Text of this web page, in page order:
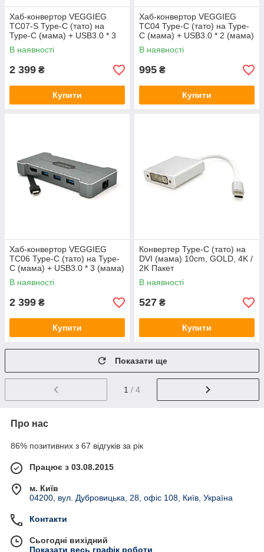
Хаб-конвертор VEGGIEG
TC07-S Type-C (тато) на
Type-C (мама) + USB3.0 * 3
(мама) + HDMI (мама) +
SD/TF, 10 см, Silver, Box
В наявності
2 399 ₴
Купити
Хаб-конвертор VEGGIEG
TC04 Type-C (тато) на Type-
C (мама) + USB3.0 * 2 (мама)
+ HDMI (мама), 10 см, Silver,
Box
В наявності
995 ₴
Купити
Хаб-конвертор VEGGIEG
TC06 Type-C (тато) на Type-
C (мама) + USB3.0 * 3 (мама)
+ HDMI (мама), Silver, Box
В наявності
2 399 ₴
Купити
Конвертер Type-C (тато) на
DVI (мама) 10cm, GOLD, 4K /
2K Пакет
В наявності
527 ₴
Купити
Показати ще
1 / 4
Про нас
86% позитивних з 67 відгуків за рік
Працює з 03.08.2015
м. Київ
04200, вул. Дубровицька, 28, офіс 108, Київ, Україна
Контакти
Сьогодні вихідний
Показати весь графік роботи